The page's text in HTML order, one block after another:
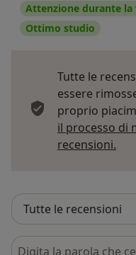
Attenzione durante la
Ottimo studio
Tutte le
essere
proprio
il processo di
recensioni.
Cerca nelle recensioni